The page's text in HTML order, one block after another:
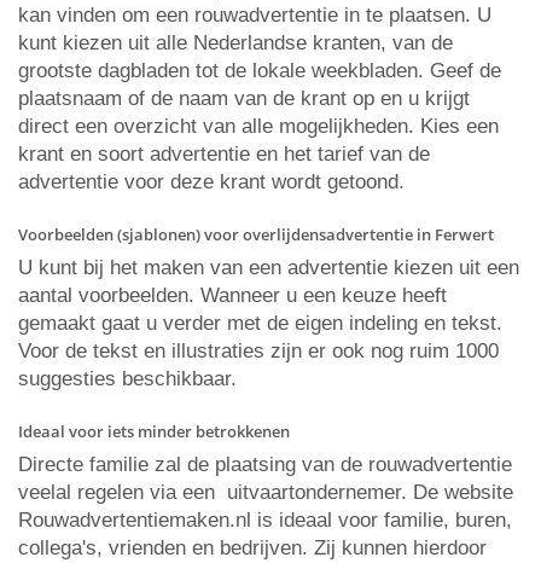
kan vinden om een rouwadvertentie in te plaatsen. U
kunt kiezen uit alle Nederlandse kranten, van de
grootste dagbladen tot de lokale weekbladen. Geef de
plaatsnaam of de naam van de krant op en u krijgt
direct een overzicht van alle mogelijkheden. Kies een
krant en soort advertentie en het tarief van de
advertentie voor deze krant wordt getoond.
Voorbeelden (sjablonen) voor overlijdensadvertentie in Ferwert
U kunt bij het maken van een advertentie kiezen uit een
aantal voorbeelden. Wanneer u een keuze heeft
gemaakt gaat u verder met de eigen indeling en tekst.
Voor de tekst en illustraties zijn er ook nog ruim 1000
suggesties beschikbaar.
Ideaal voor iets minder betrokkenen
Directe familie zal de plaatsing van de rouwadvertentie
veelal regelen via een uitvaartondernemer. De website
Rouwadvertentiemaken.nl is ideaal voor familie, buren,
collega's, vrienden en bedrijven. Zij kunnen hierdoor